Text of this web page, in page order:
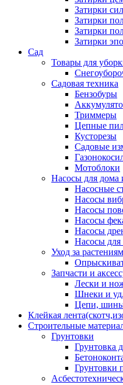
Затирки
Затирки
Затирки
Затирки
Сад
Товары для
Садовая техника
Бензобуры
Триммеры
Цепные
Кусторезы
Садовые
Мотоблоки
Насосы для дома
Насосные
Насосы
Насосы
Насосы
Насосы
Насосы для
Уход за
Запчасти и
Лески и
Шнеки и
Цепи, шины
Клейкая
Строительные
Грунтовки
Грунтовка
Грунтовки